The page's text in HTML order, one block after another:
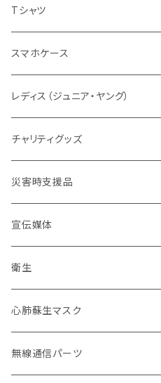
乗車服&機動服
スポーツウエア
レディス対応（メンズサイズダウン）
レディスシルエット
ブーツ
ソックス
パッド
BDU
ネイビーカラー
カムフラージュ
タクティカル
コンパクト
ショール
腕のガード
メーカー取り寄せ
セット販売
パッド
タクティカル
コンバット
ベルト
弾帯
安全帯
ローラーバックル
刺繍IDプレート
刺繍
シルク印刷
ワッペン・パッチ
刺繍
プリント
ブーツ
本革
革張り
ポーチ
インソール
通信
支援
情報
自警団
消防団
エスコートエンジェル
セット
ガンスタンド
Tシャツ
オールジャパンコールサイン
レスキューオレンジ
民間防災
ISHIKAWA
HOKKAIDO DOUOU
北海道
東北管区
関東管区
中部管区
近畿管区
スマホケース
消防
警察
バイク
災害復興ブランド「KOKONI KITE」
チャリティ
レディス（ジュニア・ヤング）
ユニフォーム
ドライウェア
ユニフォーム
保安ツール
ブーツ
インナー
アンダーウエア（下着）
チャリティグッズ
デザインデータ
災害時支援品
宣伝媒体
火事だ119冊子製本用データ
衛生
お掃除用品
コーティング
装飾
心肺蘇生マスク
無線通信パーツ